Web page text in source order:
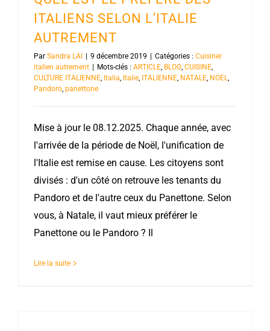
ITALIENS SELON L’ITALIE
AUTREMENT
Par Sandra LAI 9 décembre 2019 Catégories : Cuisiner
italien autrement
Mots-clés : ARTICLE, BLOG, CUISINE,
CULTURE ITALIENNE, Italia, Italie, ITALIENNE, NATALE, NOEL,
Pandoro, panettone
Mise à jour le 08.12.2025. Chaque année, avec
l'arrivée de la période de Noël, l'unification de
l'Italie est remise en cause. Les citoyens sont
divisés : d'un côté on retrouve les tenants du
Pandoro et de l'autre ceux du Panettone. Selon
vous, à Natale, il vaut mieux préférer le
Panettone ou le Pandoro ? Il
Lire la suite